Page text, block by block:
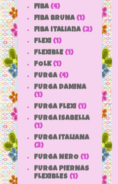
FIBA (4)
FIBA BRUNA (1)
fiba italiana (2)
FLEXI (1)
FLEXIBLE (1)
FOLK (1)
FURGA (4)
FURGA DAMINA
(1)
FURGA FLEXI (1)
FURGA ISABELLA
(1)
FURGA ITALIANA
(3)
FURGA NERO (1)
FURGA PIERNAS
FLEXIBLES (1)